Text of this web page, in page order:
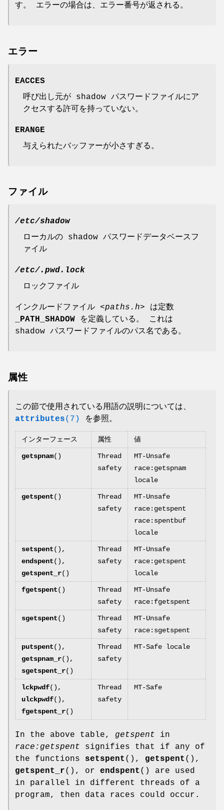
す。 エラーの場合は、エラー番号が返される。
エラー
EACCES
呼び出し元が shadow パスワードファイルにア
クセスする許可を持っていない。
ERANGE
与えられたバッファーが小さすぎる。
ファイル
/etc/shadow
ローカルの shadow パスワードデータベースフ
ァイル
/etc/.pwd.lock
ロックファイル
インクルードファイル <paths.h> は定数
_PATH_SHADOW を定義している。 これは
shadow パスワードファイルのパス名である。
属性
この節で使用されている用語の説明については、
attributes(7) を参照。
インターフェース 属性 値
getspnam()
Thread
safety
MT-Unsafe
race:getspnam
locale
getspent()
Thread
safety
MT-Unsafe
race:getspent
race:spentbuf
locale
setspent(),
endspent(),
getspent_r()
Thread
safety
MT-Unsafe
race:getspent
locale
fgetspent()
Thread
safety
MT-Unsafe
race:fgetspent
sgetspent()
Thread
safety
MT-Unsafe
race:sgetspent
putspent(),
getspnam_r(),
sgetspent_r()
Thread
safety
MT-Safe locale
lckpwdf(),
ulckpwdf(),
fgetspent_r()
Thread
safety
MT-Safe
In the above table, getspent in
race:getspent signifies that if any of
the functions setspent (), getspent (),
getspent_r(), or endspent () are used
in parallel in different threads of a
program, then data races could occur.